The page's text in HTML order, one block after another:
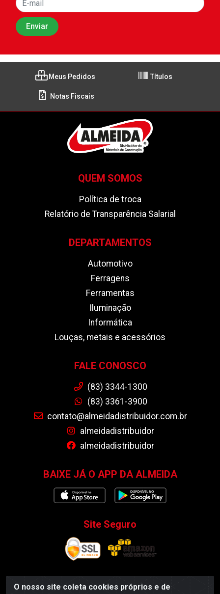
O nosso site coleta cookies próprios e de
Meus Pedidos Títulos
Notas Fiscais
QUEM SOMOS
Política de troca
Relatório de Transparência Salarial
DEPARTAMENTOS
Automotivo
Ferragens
Ferramentas
Iluminação
Informática
Louças, metais e acessórios
FALE CONOSCO
(83) 3344-1300
(83) 3361-3900
contato@almeidadistribuidor.com.br
almeidadistribuidor
almeidadistribuidor
BAIXE JÁ O APP DA ALMEIDA
Site Seguro